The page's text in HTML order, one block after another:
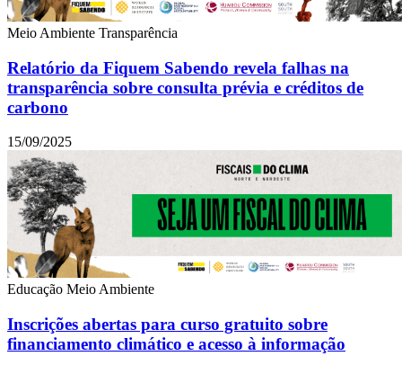
Meio Ambiente Transparência
Relatório da Fiquem Sabendo revela falhas na
transparência sobre consulta prévia e créditos de
carbono
15/09/2025
Educação Meio Ambiente
Inscrições abertas para curso gratuito sobre
financiamento climático e acesso à informação